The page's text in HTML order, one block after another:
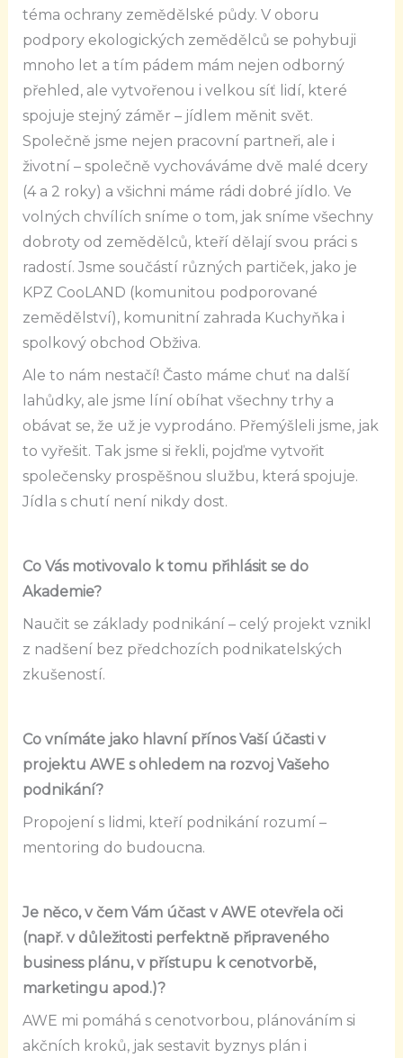
téma ochrany zemědělské půdy. V oboru
podpory ekologických zemědělců se pohybuji
mnoho let a tím pádem mám nejen odborný
přehled, ale vytvořenou i velkou síť lidí, které
spojuje stejný záměr – jídlem měnit svět.
Společně jsme nejen pracovní partneři, ale i
životní – společně vychováváme dvě malé dcery
(4 a 2 roky) a všichni máme rádi dobré jídlo. Ve
volných chvílích sníme o tom, jak sníme všechny
dobroty od zemědělců, kteří dělají svou práci s
radostí. Jsme součástí různých partiček, jako je
KPZ CooLAND (komunitou podporované
zemědělství), komunitní zahrada Kuchyňka i
spolkový obchod Obživa.
Ale to nám nestačí! Často máme chuť na další
lahůdky, ale jsme líní obíhat všechny trhy a
obávat se, že už je vyprodáno. Přemýšleli jsme, jak
to vyřešit. Tak jsme si řekli, pojďme vytvořit
společensky prospěšnou službu, která spojuje.
Jídla s chutí není nikdy dost.
Co Vás motivovalo k tomu přihlásit se do
Akademie?
Naučit se základy podnikání – celý projekt vznikl
z nadšení bez předchozích podnikatelských
zkušeností.
Co vnímáte jako hlavní přínos Vaší účasti v
projektu AWE s ohledem na rozvoj Vašeho
podnikání?
Propojení s lidmi, kteří podnikání rozumí –
mentoring do budoucna.
Je něco, v čem Vám účast v AWE otevřela oči
(např. v důležitosti perfektně připraveného
business plánu, v přístupu k cenotvorbě,
marketingu apod.)?
AWE mi pomáhá s cenotvorbou, plánováním si
akčních kroků, jak sestavit byznys plán i